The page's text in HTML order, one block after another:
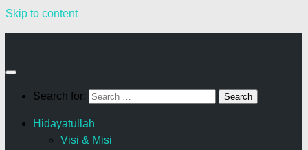
Skip to content
Search for:
Hidayatullah
Visi & Misi